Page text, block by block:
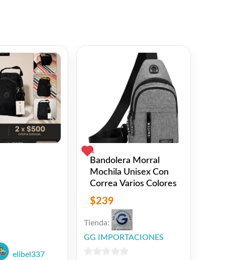
elibel337
1
Bandolera Morral
Mochila Unisex Con
Correa Varios Colores
$239
Tienda:
GG IMPORTACIONES